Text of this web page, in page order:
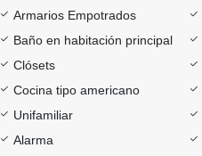
Armarios Empotrados
Baño en habitación principal
Clósets
Cocina tipo americano
Unifamiliar
Alarma